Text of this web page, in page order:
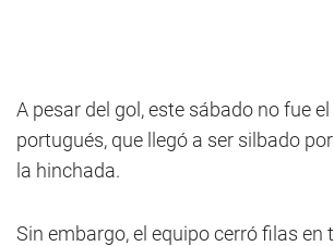
A pesar del gol, este sábado no fue el
portugués, que llegó a ser silbado
la hinchada.
Sin embargo, el equipo cerró filas en